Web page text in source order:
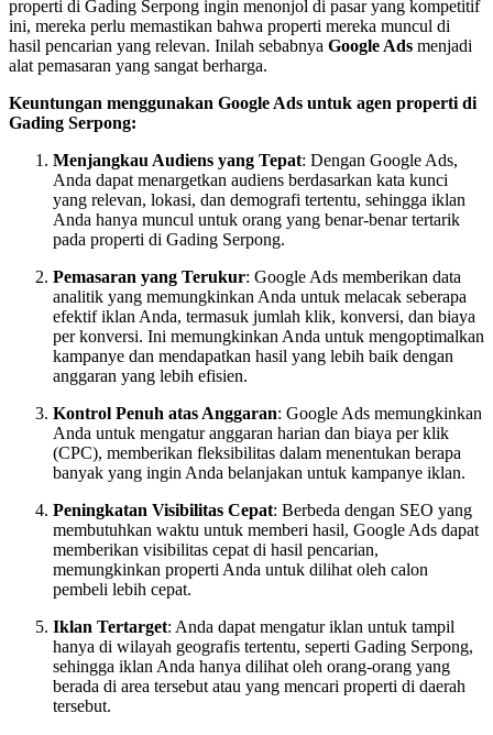
properti di Gading Serpong ingin menonjol di pasar yang kompetitif
ini, mereka perlu memastikan bahwa properti mereka muncul di
hasil pencarian yang relevan. Inilah sebabnya Google Ads menjadi
alat pemasaran yang sangat berharga.
Keuntungan menggunakan Google Ads untuk agen properti di
Gading Serpong:
Menjangkau Audiens yang Tepat: Dengan Google Ads,
Anda dapat menargetkan audiens berdasarkan kata kunci
yang relevan, lokasi, dan demografi tertentu, sehingga iklan
Anda hanya muncul untuk orang yang benar-benar tertarik
pada properti di Gading Serpong.
Pemasaran yang Terukur: Google Ads memberikan data
analitik yang memungkinkan Anda untuk melacak seberapa
efektif iklan Anda, termasuk jumlah klik, konversi, dan biaya
per konversi. Ini memungkinkan Anda untuk mengoptimalkan
kampanye dan mendapatkan hasil yang lebih baik dengan
anggaran yang lebih efisien.
Kontrol Penuh atas Anggaran: Google Ads memungkinkan
Anda untuk mengatur anggaran harian dan biaya per klik
(CPC), memberikan fleksibilitas dalam menentukan berapa
banyak yang ingin Anda belanjakan untuk kampanye iklan.
Peningkatan Visibilitas Cepat: Berbeda dengan SEO yang
membutuhkan waktu untuk memberi hasil, Google Ads dapat
memberikan visibilitas cepat di hasil pencarian,
memungkinkan properti Anda untuk dilihat oleh calon
pembeli lebih cepat.
Iklan Tertarget: Anda dapat mengatur iklan untuk tampil
hanya di wilayah geografis tertentu, seperti Gading Serpong,
sehingga iklan Anda hanya dilihat oleh orang-orang yang
berada di area tersebut atau yang mencari properti di daerah
tersebut.